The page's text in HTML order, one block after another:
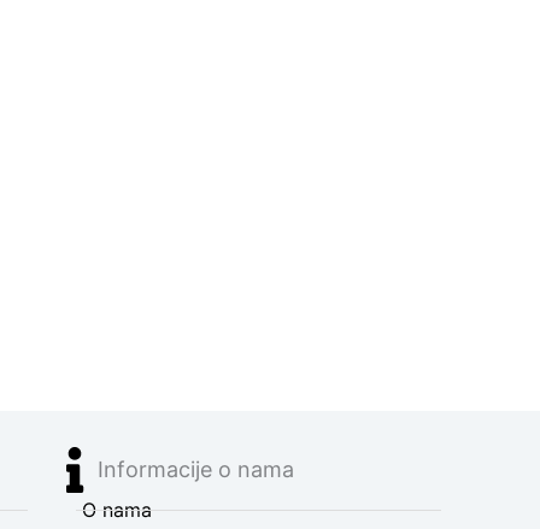
Informacije o nama
O nama